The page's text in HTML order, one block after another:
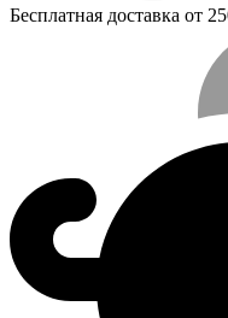
Бесплатная доставка от